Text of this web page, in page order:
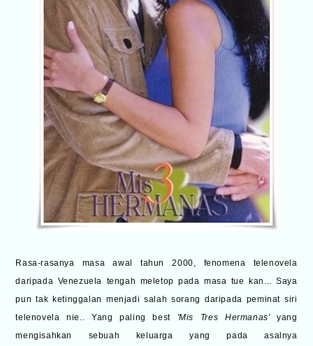
Rasa-rasanya masa awal tahun 2000, fenomena telenovela
daripada Venezuela tengah meletop pada masa tue kan... Saya
pun tak ketinggalan menjadi salah sorang daripada peminat siri
telenovela nie.. Yang paling best 'Mis Tres Hermanas'yang
mengisahkan sebuah keluarga yang pada asalnya